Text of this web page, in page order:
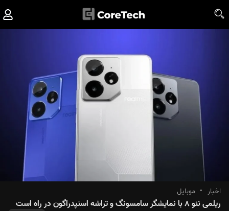
اخبار • موبایل
ریلمی نئو ۸ با نمایشگر سامسونگ و تراشه اسنپدراگون در راه است